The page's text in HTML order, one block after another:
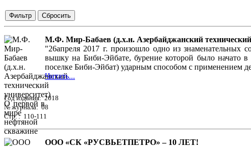
М.Ф. Мир-Бабаев (д.х.н. Азербайджанский
"26апреля 2017 г. произошло одно из знаменательных
вышку на Биби-Эйбате, бурение которой было начато
поселке Биби-Эйбат) ударным способом с применением
Читать...
Год издания: 2018
№ журнала: 08
Стр. : 110-111
ООО «СК «РУСВЬЕТПЕТРО» – 10 ЛЕТ!